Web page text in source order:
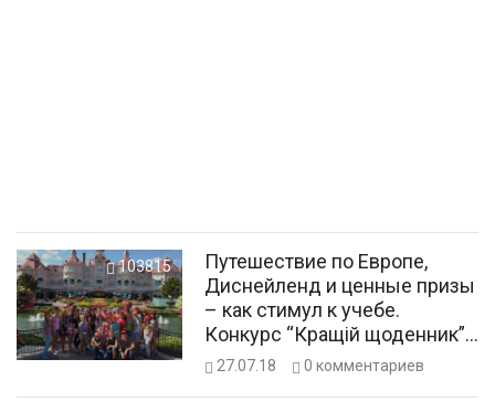
103815
Путешествие по Европе,
Диснейленд и ценные призы
– как стимул к учебе.
Конкурс “Кращiй щоденник”
– как это было
27.07.18 0 комментариев